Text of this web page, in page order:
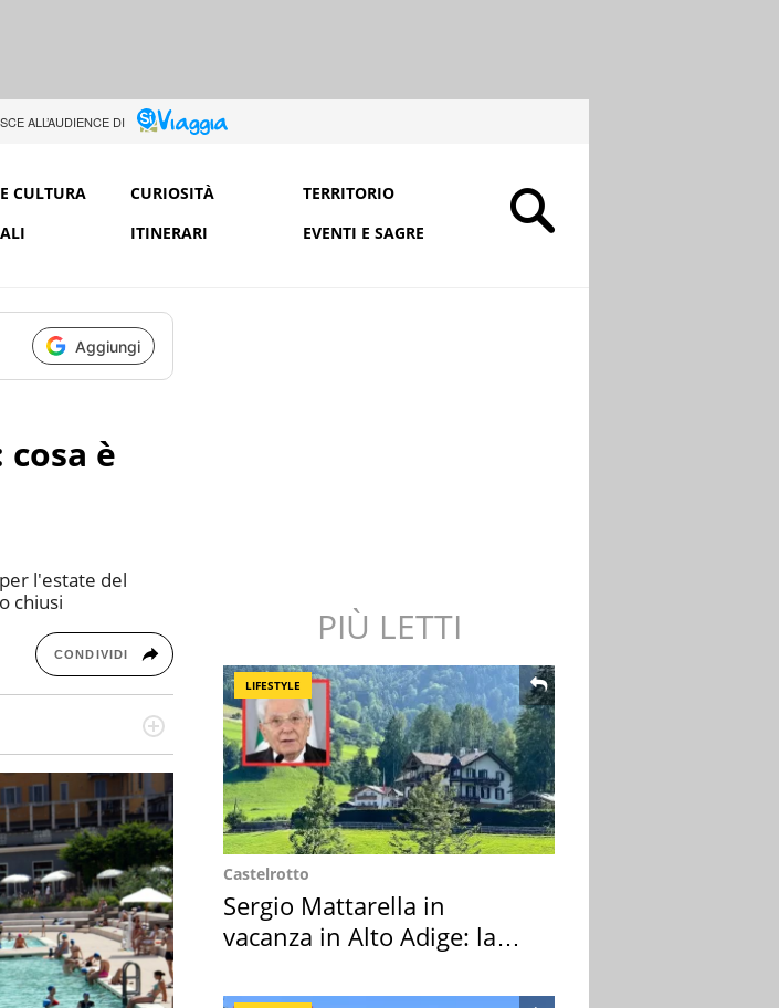
ALL’AUDIENCE DI
CULTURA CURIOSITÀ
TERRITORIO
ITINERARI EVENTI E SAGRE
Aggiungi
è
l'estate del
chiusi
CONDIVIDI
sul web,
PIÙ LETTI
LIFESTYLE
Castelrotto
Sergio Mattarella in
vacanza in Alto Adige: la